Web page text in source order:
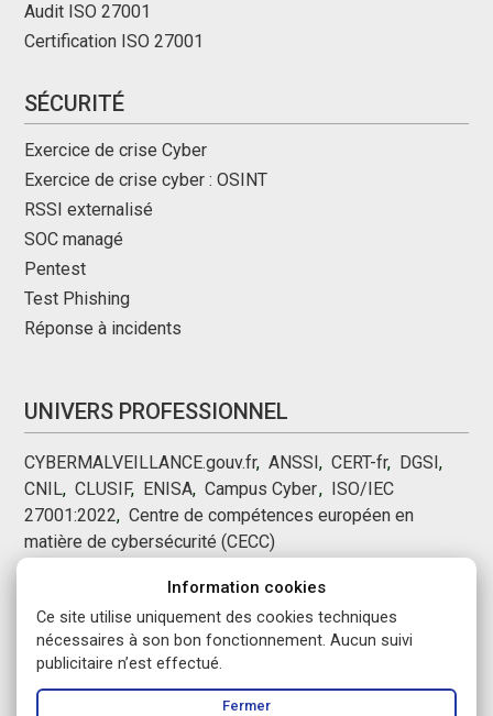
Audit ISO 27001
Certification ISO 27001
SÉCURITÉ
Exercice de crise Cyber
Exercice de crise cyber : OSINT
RSSI externalisé
SOC managé
Pentest
Test Phishing
Réponse à incidents
UNIVERS PROFESSIONNEL
CYBERMALVEILLANCE.gouv.fr,ANSSI,CERT-fr, DGSI,
CNIL,CLUSIF, ENISA,Campus Cyber,,
ISO/IEC
27001:2022,Centre de compétences européen en
matière de cybersécurité (CECC)
Information cookies
Ce site utilise uniquement des cookies techniques
nécessaires à son bon fonctionnement. Aucun suivi
publicitaire n’est effectué.
Fermer